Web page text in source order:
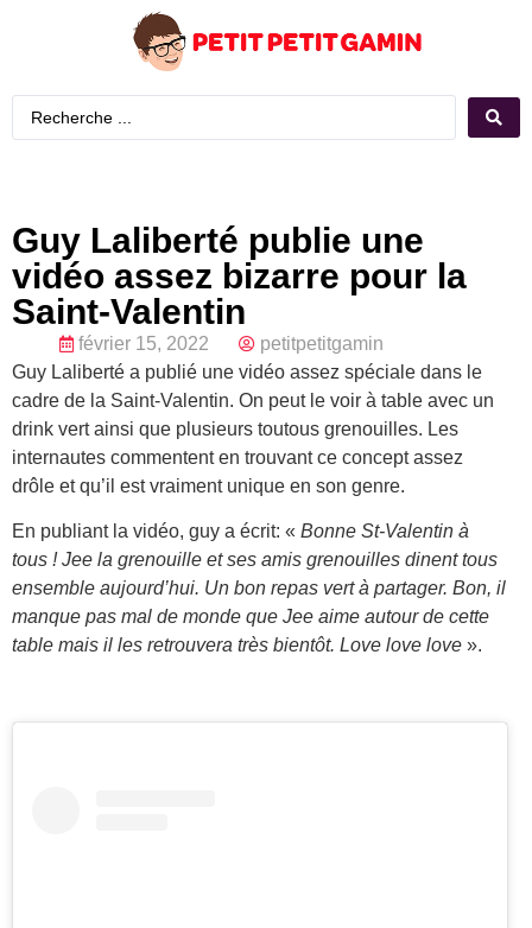
Guy Laliberté publie une
vidéo assez bizarre pour la
Saint-Valentin
février 15, 2022
petitpetitgamin
Guy Laliberté a publié une vidéo assez spéciale dans le
cadre de la Saint-Valentin. On peut le voir à table avec un
drink vert ainsi que plusieurs toutous grenouilles. Les
internautes commentent en trouvant ce concept assez
drôle et qu’il est vraiment unique en son genre.
En publiant la vidéo, guy a écrit: « Bonne St-Valentin à
tous ! Jee la grenouille et ses amis grenouilles dinent tous
ensemble aujourd’hui. Un bon repas vert à partager. Bon, il
manque pas mal de monde que Jee aime autour de cette
table mais il les retrouvera très bientôt. Love love love ».